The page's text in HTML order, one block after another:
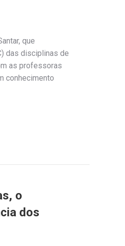
que
das disciplinas de
as professoras
conhecimento
o
dos